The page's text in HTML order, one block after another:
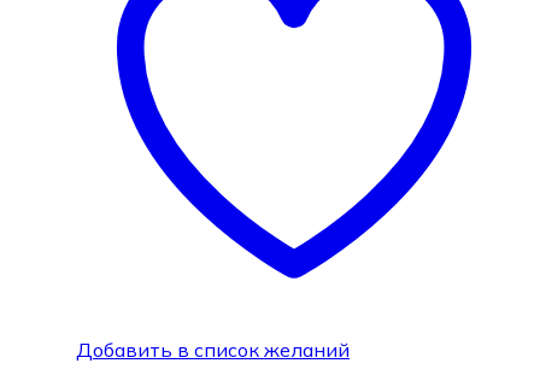
Добавить в список желаний